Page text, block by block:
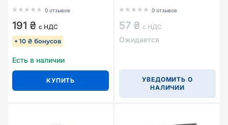
0 отзывов
191 ₴ с НДС
+ 10 ₴ бонусов
Есть в наличии
КУПИТЬ
0 отзывов
57 ₴ с НДС
Ожидается
УВЕДОМИТЬ О
НАЛИЧИИ